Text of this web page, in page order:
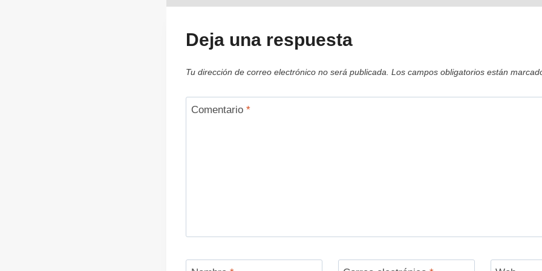
Deja una respuesta
Tu dirección de correo electrónico no será publicada. Los campos obligatorios están
Comentario *